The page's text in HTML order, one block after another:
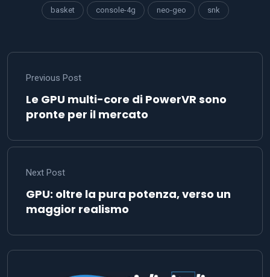
basket console-4g neo-geo snk
Previous Post
Le GPU multi-core di PowerVR sono
pronte per il mercato
Next Post
GPU: oltre la pura potenza, verso un
maggior realismo